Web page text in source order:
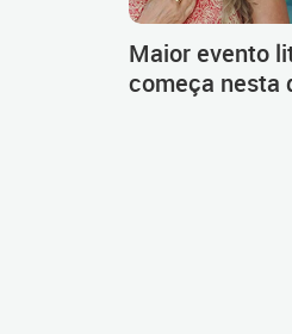
Maior evento
começa nesta